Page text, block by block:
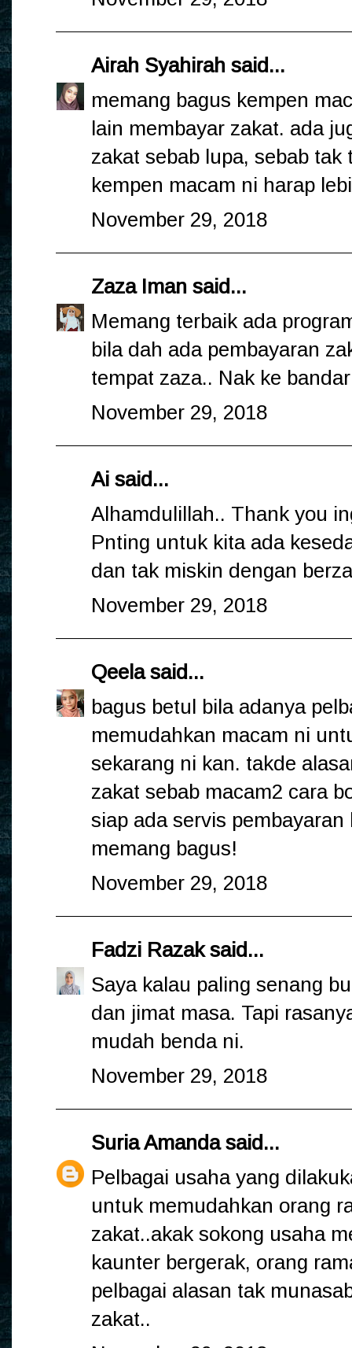
Airah Syahirah said...
memang bagus kempen
lain membayar zakat. ada
zakat sebab lupa, sebab
kempen macam ni harap
November 29, 2018
Zaza Iman said...
Memang terbaik ada
bila dah ada pembayaran
tempat zaza.. Nak ke
November 29, 2018
Ai said...
Alhamdulillah.. Thank you
Pnting untuk kita ada
dan tak miskin dengan
November 29, 2018
Qeelasaid...
bagus betul bila adanya
memudahkan macam ni
sekarang ni kan. takde
zakat sebab macam2 cara
siap ada servis
memang bagus!
November 29, 2018
Fadzi Razaksaid...
Saya kalau paling senang
dan jimat masa. Tapi
mudah benda ni.
November 29, 2018
Suria Amandasaid...
Pelbagai usaha yang
untuk memudahkan orang
zakat..akak sokong usaha
kaunter bergerak, orang
pelbagai alasan tak
zakat..